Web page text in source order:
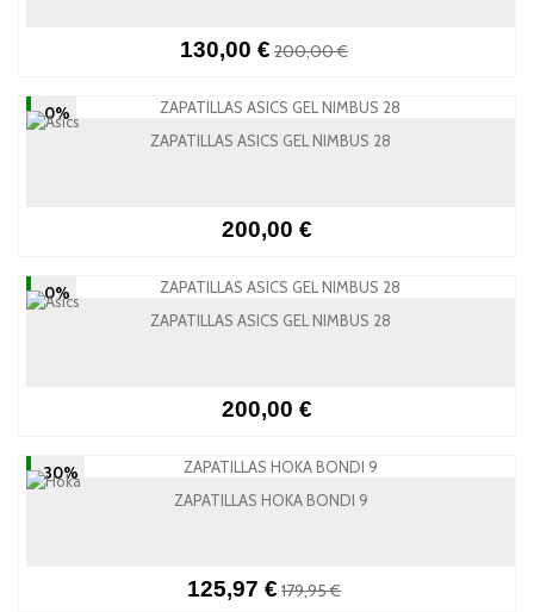
130,00 € 200,00 €
-0%
ZAPATILLAS ASICS GEL NIMBUS 28
200,00 €
-0%
ZAPATILLAS ASICS GEL NIMBUS 28
200,00 €
-30%
ZAPATILLAS HOKA BONDI 9
125,97 € 179,95 €